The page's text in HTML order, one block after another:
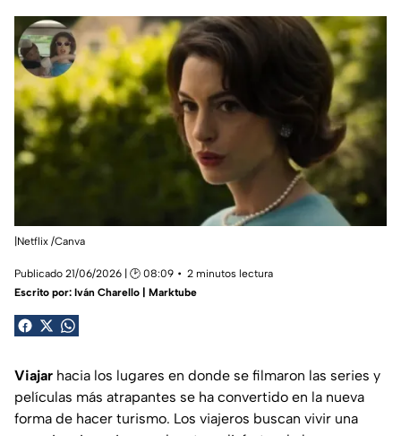
|Netflix /Canva
Publicado 21/06/2026 | 🕑 08:09
2 minutos lectura
Escrito por: Iván Charello | Marktube
Viajar hacia los lugares en donde se filmaron las series y
películas más atrapantes se ha convertido en la nueva
forma de hacer turismo. Los viajeros buscan vivir una